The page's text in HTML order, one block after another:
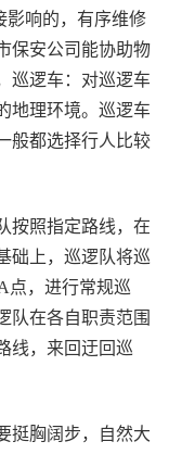
影响的，有序维修
保安公司能协助物
巡逻车：对巡逻车
地理环境。巡逻车
般都选择行人比较
按照指定路线，在
础上，巡逻队将巡
点，进行常规巡
队在各自职责范围
线，来回迂回巡
挺胸阔步，自然大